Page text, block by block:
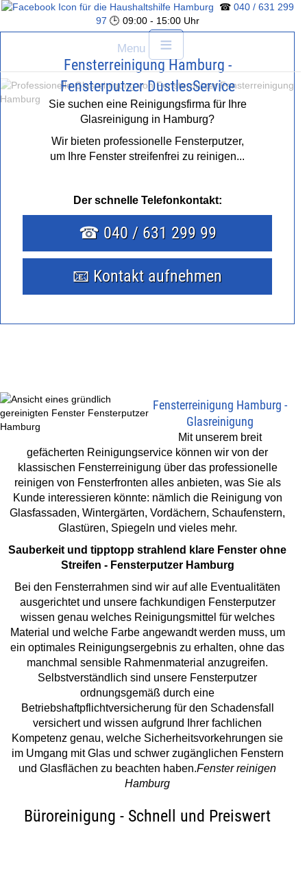
☎ 040 / 631 299
97 🕒 09:00 - 15:00 Uhr
Menu ≡
BÜROREINIGUNG
PREISE
ANGEBOT EINHOLEN
Fensterreinigung Hamburg -
Fensterputzer DustlesService
Sie suchen eine Reinigungsfirma für Ihre
Glasreinigung in Hamburg?
Wir bieten professionelle Fensterputzer,
um Ihre Fenster streifenfrei zu reinigen...
Der schnelle Telefonkontakt:
☎ 040 / 631 299 99
📧 Kontakt aufnehmen
Fensterreinigung Hamburg -
Glasreinigung
Mit unserem breit
gefächerten Reinigungservice können wir von der
klassischen Fensterreinigung über das professionelle
reinigen von Fensterfronten alles anbieten, was Sie als
Kunde interessieren könnte: nämlich die Reinigung von
Glasfassaden, Wintergärten, Vordächern, Schaufenstern,
Glastüren, Spiegeln und vieles mehr.
Sauberkeit und tipptopp strahlend klare Fenster ohne
Streifen - Fensterputzer Hamburg
Bei den Fensterrahmen sind wir auf alle Eventualitäten
ausgerichtet und unsere fachkundigen Fensterputzer
wissen genau welches Reinigungsmittel für welches
Material und welche Farbe angewandt werden muss, um
ein optimales Reinigungsergebnis zu erhalten, ohne das
manchmal sensible Rahmenmaterial anzugreifen.
Selbstverständlich sind unsere Fensterputzer
ordnungsgemäß durch eine
Betriebshaftpflichtversicherung für den Schadensfall
versichert und wissen aufgrund Ihrer fachlichen
Kompetenz genau, welche Sicherheitsvorkehrungen sie
im Umgang mit Glas und schwer zugänglichen Fenstern
und Glasflächen zu beachten haben.Fenster reinigen
Hamburg
Büroreinigung - Schnell und Preiswert